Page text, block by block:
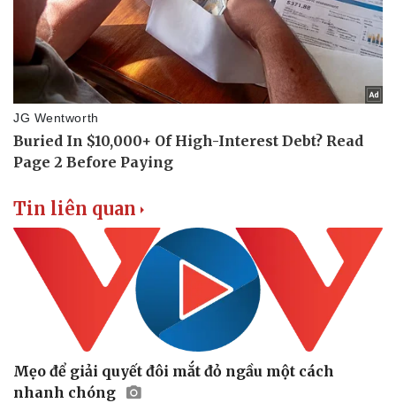
Tin liên quan
Mẹo để giải quyết đôi mắt đỏ ngầu một cách
nhanh chóng